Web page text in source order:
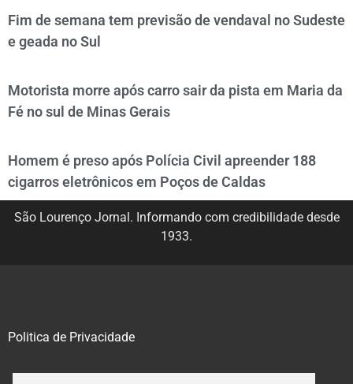
Fim de semana tem previsão de vendaval no Sudeste
e geada no Sul
Motorista morre após carro sair da pista em Maria da
Fé no sul de Minas Gerais
Homem é preso após Polícia Civil apreender 188
cigarros eletrônicos em Poços de Caldas
São Lourenço Jornal. Informando com credibilidade desde
1933.
Politica de Privacidade